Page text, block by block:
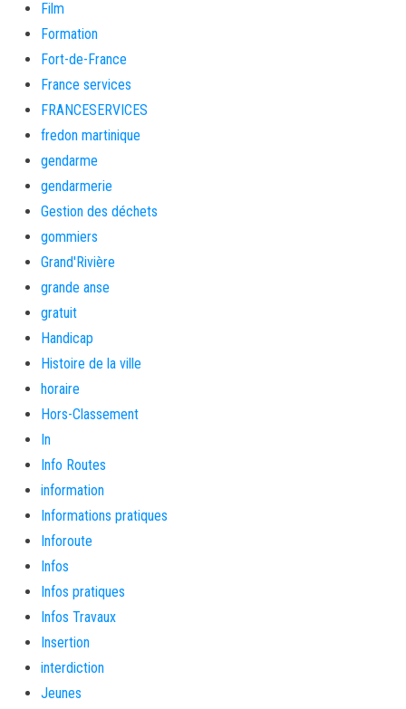
Film
Formation
Fort-de-France
France services
FRANCESERVICES
fredon martinique
gendarme
gendarmerie
Gestion des déchets
gommiers
Grand'Rivière
grande anse
gratuit
Handicap
Histoire de la ville
horaire
Hors-Classement
In
Info Routes
information
Informations pratiques
Inforoute
Infos
Infos pratiques
Infos Travaux
Insertion
interdiction
Jeunes